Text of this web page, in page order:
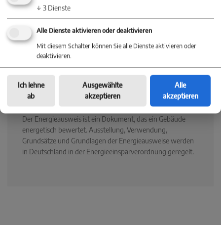
Energieträger Öl
Heizungsart
Endenergieverbrauch
Der Energieausweis ist ein Dokument, das ein Gebäude
energetisch bewertet. Ausstellung, Verwendung,
Grundsätze und Grundlagen der Energieausweise werden
in Deutschland in der Energieeinsparverordnung geregelt.
↓ 3 Dienste
Alle Dienste aktivieren oder deaktivieren
Mit diesem Schalter können Sie alle Dienste aktivieren oder
deaktivieren.
Ich lehne
ab
Ausgewählte
akzeptieren
Alle
akzeptieren